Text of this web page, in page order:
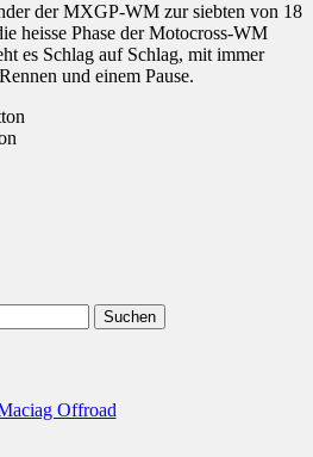
der MXGP-WM zur siebten von 18
heisse Phase der Motocross-WM
es Schlag auf Schlag, mit immer
und einem Pause.
Suchen